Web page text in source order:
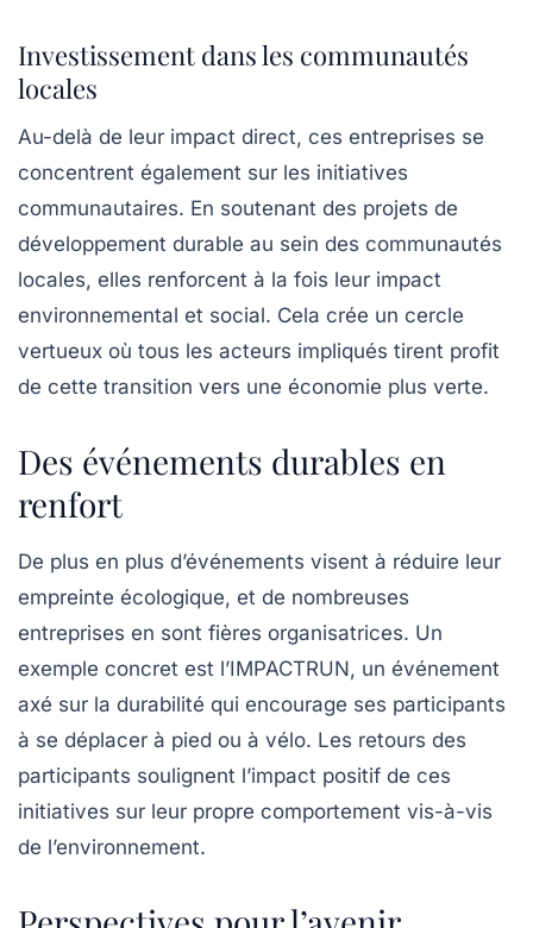
Investissement dans les communautés
locales
Au-delà de leur impact direct, ces entreprises se
concentrent également sur les initiatives
communautaires. En soutenant des projets de
développement durable au sein des communautés
locales, elles renforcent à la fois leur impact
environnemental et social. Cela crée un cercle
vertueux où tous les acteurs impliqués tirent profit
de cette transition vers une économie plus verte.
Des événements durables en
renfort
De plus en plus d’événements visent à réduire leur
empreinte écologique, et de nombreuses
entreprises en sont fières organisatrices. Un
exemple concret est l’IMPACTRUN, un événement
axé sur la durabilité qui encourage ses participants
à se déplacer à pied ou à vélo. Les retours des
participants soulignent l’impact positif de ces
initiatives sur leur propre comportement vis-à-vis
de l’environnement.